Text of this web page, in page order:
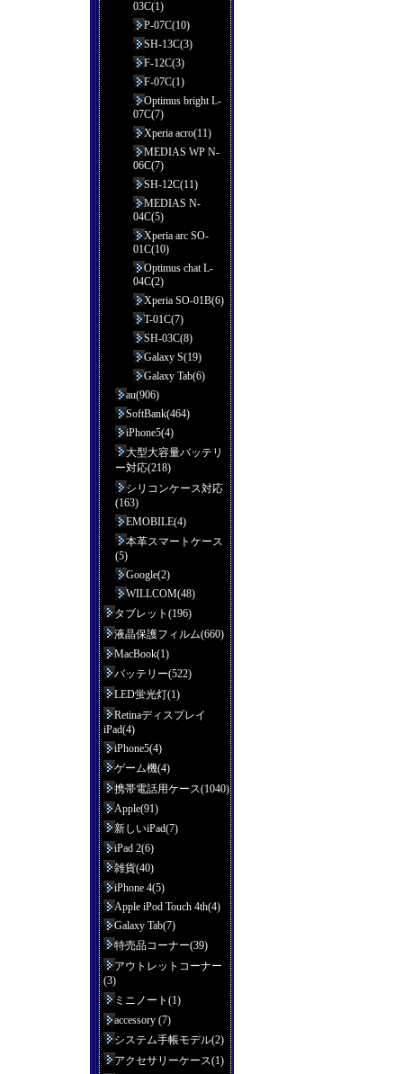
03C(1)
P-07C(10)
SH-13C(3)
F-12C(3)
F-07C(1)
Optimus bright L-
07C(7)
Xperia acro(11)
MEDIAS WP N-
06C(7)
SH-12C(11)
MEDIAS N-
04C(5)
Xperia arc SO-
01C(10)
Optimus chat L-
04C(2)
Xperia SO-01B(6)
T-01C(7)
SH-03C(8)
Galaxy S(19)
Galaxy Tab(6)
au(906)
SoftBank(464)
iPhone5(4)
大型大容量バッテリ
ー対応(218)
シリコンケース対応
(163)
EMOBILE(4)
本革スマートケース
(5)
Google(2)
WILLCOM(48)
タブレット(196)
液晶保護フィルム(660)
MacBook(1)
バッテリー(522)
LED蛍光灯(1)
Retinaディスプレイ
iPad(4)
iPhone5(4)
ゲーム機(4)
携帯電話用ケース(1040)
Apple(91)
新しいiPad(7)
iPad 2(6)
雑貨(40)
iPhone 4(5)
Apple iPod Touch 4th(4)
Galaxy Tab(7)
特売品コーナー(39)
アウトレットコーナー
(3)
ミニノート(1)
accessory (7)
システム手帳モデル(2)
アクセサリーケース(1)